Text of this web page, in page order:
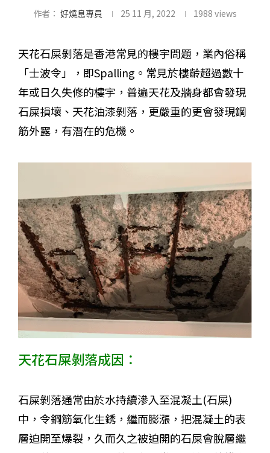
作者： 好燒息專員 25 11 月, 2022 1988 views
天花石屎剝落是香港常見的樓宇問題，業內俗稱
「士波令」，即Spalling。常見於樓齡超過數十
年或日久失修的樓宇，普遍天花及牆身都會發現
石屎損壞、天花油漆剝落，更嚴重的更會發現鋼
筋外露，有潛在的危機。
天花石屎剝落成因：
石屎剝落通常由於水持續滲入至混凝土(石屎)
中，令鋼筋氧化生銹，繼而膨漲，把混凝土的表
層迫開至爆裂，久而久之被迫開的石屎會脫層繼